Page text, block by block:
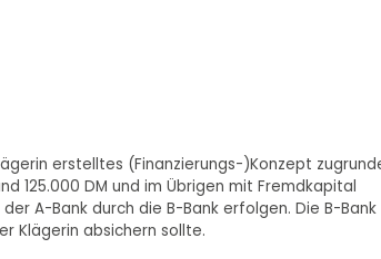
erstelltes (Finanzierungs-)Konzept
125.000 DM und im Übrigen mit Fremdkapital
A-Bank durch die B-Bank erfolgen. Die B-Bank
Klägerin absichern sollte.